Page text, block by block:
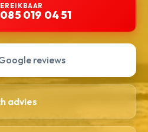
019 04 51
reviews
advies